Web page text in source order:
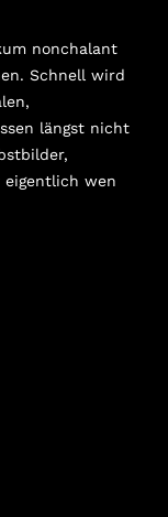
nonchalant
Schnell wird
längst nicht
eigentlich wen